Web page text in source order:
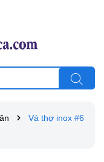
Vá thợ inox #6